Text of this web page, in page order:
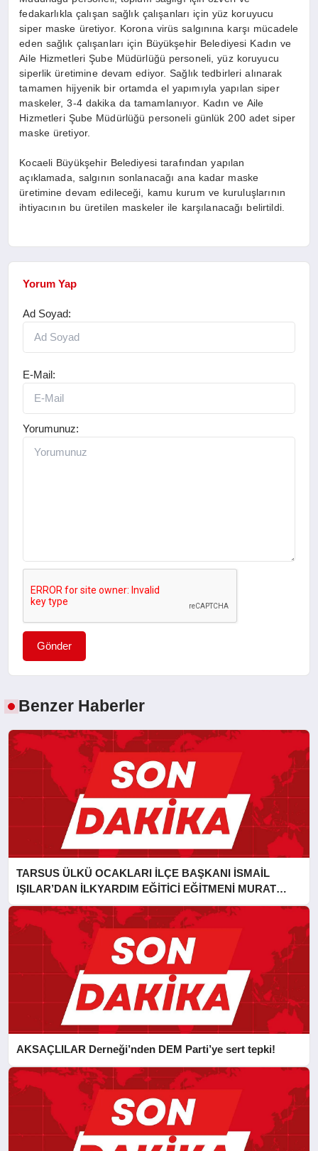
fedakarlıkla çalışan sağlık çalışanları için yüz koruyucu
siper maske üretiyor. Korona virüs salgınına karşı mücadele
eden sağlık çalışanları için Büyükşehir Belediyesi Kadın ve
Aile Hizmetleri Şube Müdürlüğü personeli, yüz koruyucu
siperlik üretimine devam ediyor. Sağlık tedbirleri alınarak
tamamen hijyenik bir ortamda el yapımıyla yapılan siper
maskeler, 3-4 dakika da tamamlanıyor. Kadın ve Aile
Hizmetleri Şube Müdürlüğü personeli günlük 200 adet siper
maske üretiyor.
Kocaeli Büyükşehir Belediyesi tarafından yapılan
açıklamada, salgının sonlanacağı ana kadar maske
üretimine devam edileceği, kamu kurum ve kuruluşlarının
ihtiyacının bu üretilen maskeler ile karşılanacağı belirtildi.
Yorum Yap
Ad Soyad:
E-Mail:
Yorumunuz:
Gönder
Benzer Haberler
TARSUS ÜLKÜ OCAKLARI İLÇE BAŞKANI İSMAİL
IŞILAR’DAN İLKYARDIM EĞİTİCİ EĞİTMENİ MURAT
CAN FİDAN’A ZİYARET
AKSAÇLILAR Derneği’nden DEM Parti’ye sert tepki!